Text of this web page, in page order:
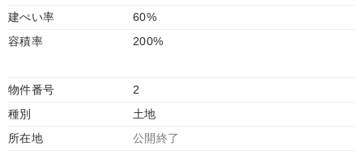
建ぺい率
60%
容積率
200%
物件番号
2
種別
土地
所在地
公開終了